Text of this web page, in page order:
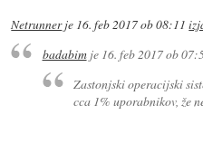
Netrunnerje 16. feb 2017 ob 08:11
badabimje 16. feb 2017 ob
Zastonjski operacijski
cca 1% uporabnikov, že